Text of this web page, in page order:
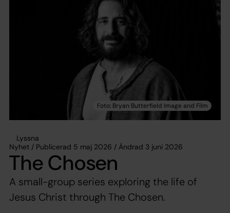
Lyssna
Nyhet / Publicerad 5 maj 2026 / Ändrad 3 juni 2026
The Chosen
A small-group series exploring the life of
Jesus Christ through The Chosen.